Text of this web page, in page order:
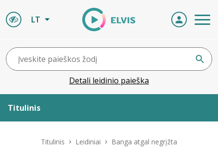
LT
Detali leidinio paieška
Titulinis
Titulinis Leidiniai Banga atgal negrįžta